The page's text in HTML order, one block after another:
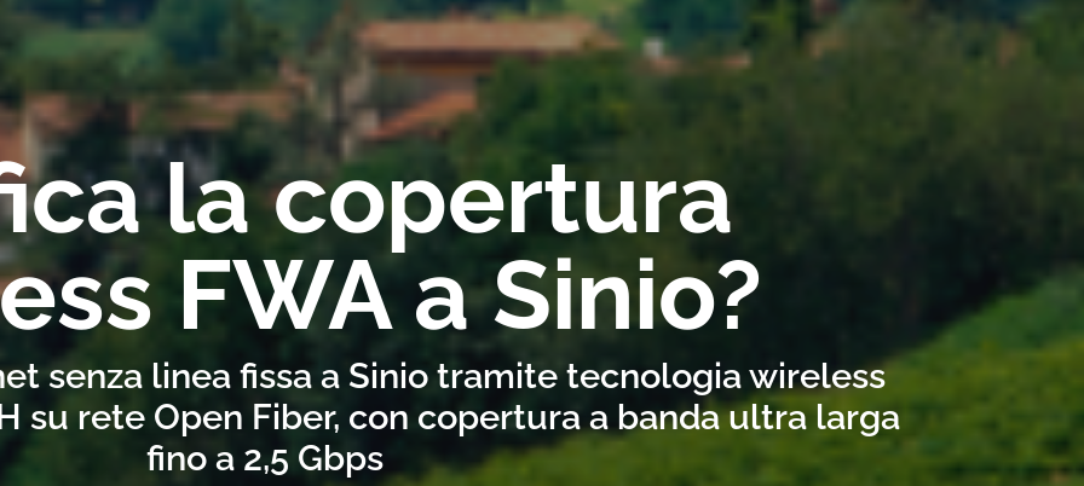
la copertura
FWA a Sinio?
senza linea fissa a Sinio tramite tecnologia wireless
su rete Open Fiber, con copertura a banda ultra larga
fino a 2,5 Gbps